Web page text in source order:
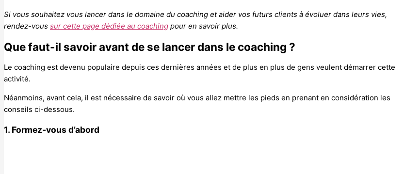
Si vous souhaitez vous lancer dans le domaine du coaching et aider vos futurs clients à évoluer dans leurs vies,
rendez-vous sur cette page dédiée au coaching pour en savoir plus.
Que faut-il savoir avant de se lancer dans le coaching ?
Le coaching est devenu populaire depuis ces dernières années et de plus en plus de gens veulent démarrer cette
activité.
Néanmoins, avant cela, il est nécessaire de savoir où vous allez mettre les pieds en prenant en considération les
conseils ci-dessous.
1. Formez-vous d’abord